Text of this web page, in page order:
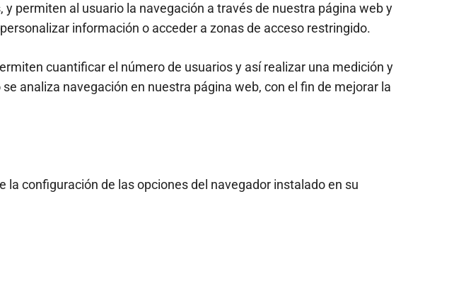
permiten al usuario la navegación a través de nuestra página web y
información o acceder a zonas de acceso restringido.
cuantificar el número de usuarios y así realizar una medición y
analiza navegación en nuestra página web, con el fin de mejorar la
configuración de las opciones del navegador instalado en su